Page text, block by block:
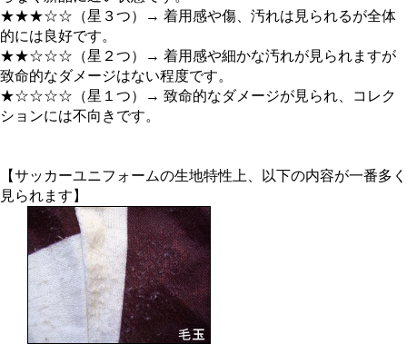
★★★☆☆（星３つ）→ 着用感や傷、汚れは見られるが全体
的には良好です。
★★☆☆☆（星２つ）→ 着用感や細かな汚れが見られますが
致命的なダメージはない程度です。
★☆☆☆☆（星１つ）→ 致命的なダメージが見られ、コレク
ションには不向きです。
【サッカーユニフォームの生地特性上、以下の内容が一番多く
見られます】